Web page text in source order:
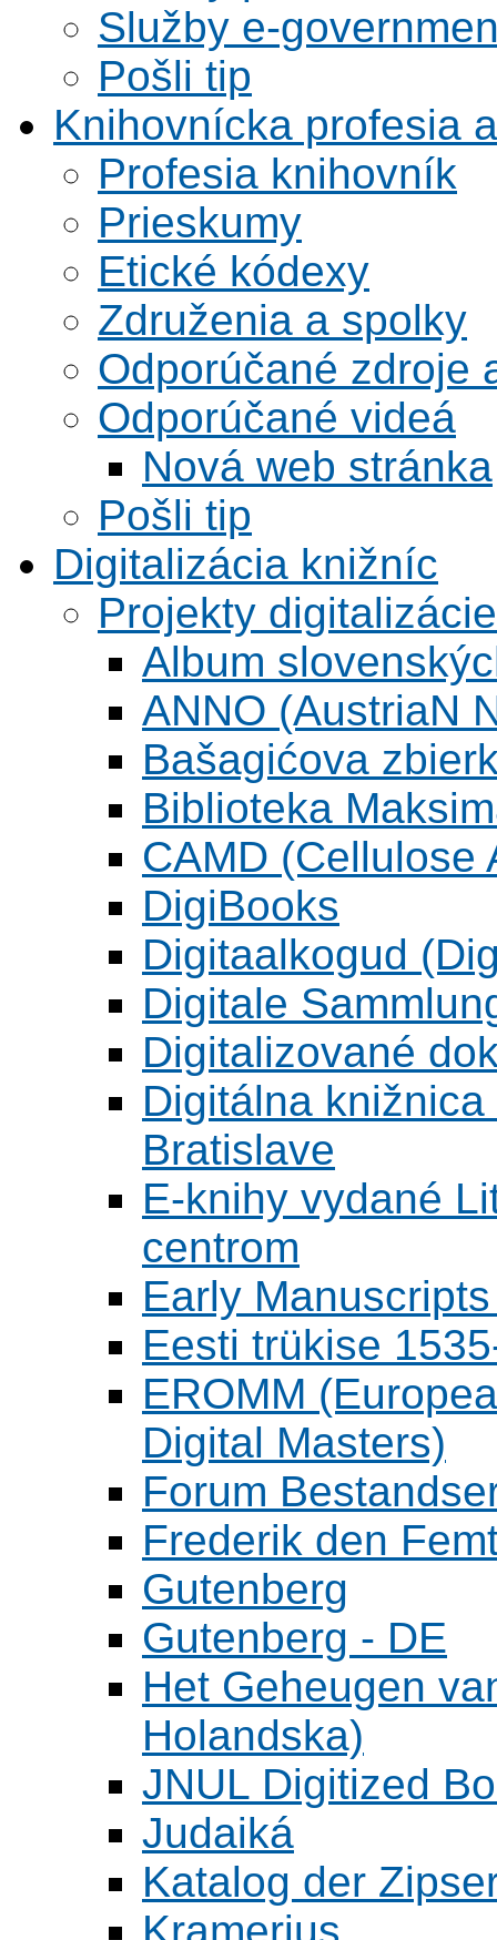
Služby e-
Pošli tip
Knihovnícka profesia
Profesia knihovník
Prieskumy
Etické kódexy
Združenia a spolky
Odporúčané zdroje
Odporúčané videá
Nová web stránka
Pošli tip
Digitalizácia knižníc
Projekty digitalizácie
Album
ANNO (AustriaN
Bašagićova
Biblioteka
CAMD (Cellulose
DigiBooks
Digitaalkogud
Digitale
Digitalizované
Digitálna
Bratislave
E-knihy vydané
centrom
Early
Eesti trükise
EROMM
Digital Masters)
Forum
Frederik den
Gutenberg
Gutenberg - DE
Het Geheugen
Holandska)
JNUL Digitized
Judaiká
Katalog der